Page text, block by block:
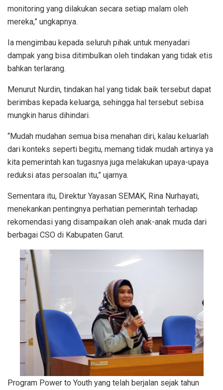
monitoring yang dilakukan secara setiap malam oleh
mereka,” ungkapnya.
Ia mengimbau kepada seluruh pihak untuk menyadari
dampak yang bisa ditimbulkan oleh tindakan yang tidak etis
bahkan terlarang.
Menurut Nurdin, tindakan hal yang tidak baik tersebut dapat
berimbas kepada keluarga, sehingga hal tersebut sebisa
mungkin harus dihindari.
“Mudah mudahan semua bisa menahan diri, kalau keluarlah
dari konteks seperti begitu, memang tidak mudah artinya ya
kita pemerintah kan tugasnya juga melakukan upaya-upaya
reduksi atas persoalan itu,” ujarnya.
Sementara itu, Direktur Yayasan SEMAK, Rina Nurhayati,
menekankan pentingnya perhatian pemerintah terhadap
rekomendasi yang disampaikan oleh anak-anak muda dari
berbagai CSO di Kabupaten Garut.
Program Power to Youth yang telah berjalan sejak tahun